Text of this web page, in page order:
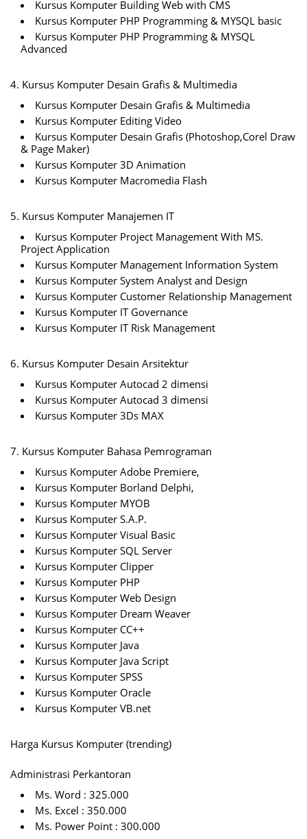
Kursus Komputer Building Web with CMS
Kursus Komputer PHP Programming & MYSQL basic
Kursus Komputer PHP Programming & MYSQL
Advanced
4. Kursus Komputer Desain Grafis & Multimedia
Kursus Komputer Desain Grafis & Multimedia
Kursus Komputer Editing Video
Kursus Komputer Desain Grafis (Photoshop,Corel Draw
& Page Maker)
Kursus Komputer 3D Animation
Kursus Komputer Macromedia Flash
5. Kursus Komputer Manajemen IT
Kursus Komputer Project Management With MS.
Project Application
Kursus Komputer Management Information System
Kursus Komputer System Analyst and Design
Kursus Komputer Customer Relationship Management
Kursus Komputer IT Governance
Kursus Komputer IT Risk Management
6. Kursus Komputer Desain Arsitektur
Kursus Komputer Autocad 2 dimensi
Kursus Komputer Autocad 3 dimensi
Kursus Komputer 3Ds MAX
7. Kursus Komputer Bahasa Pemrograman
Kursus Komputer Adobe Premiere,
Kursus Komputer Borland Delphi,
Kursus Komputer MYOB
Kursus Komputer S.A.P.
Kursus Komputer Visual Basic
Kursus Komputer SQL Server
Kursus Komputer Clipper
Kursus Komputer PHP
Kursus Komputer Web Design
Kursus Komputer Dream Weaver
Kursus Komputer CC++
Kursus Komputer Java
Kursus Komputer Java Script
Kursus Komputer SPSS
Kursus Komputer Oracle
Kursus Komputer VB.net
Harga Kursus Komputer (trending)
Administrasi Perkantoran
Ms. Word : 325.000
Ms. Excel : 350.000
Ms. Power Point : 300.000